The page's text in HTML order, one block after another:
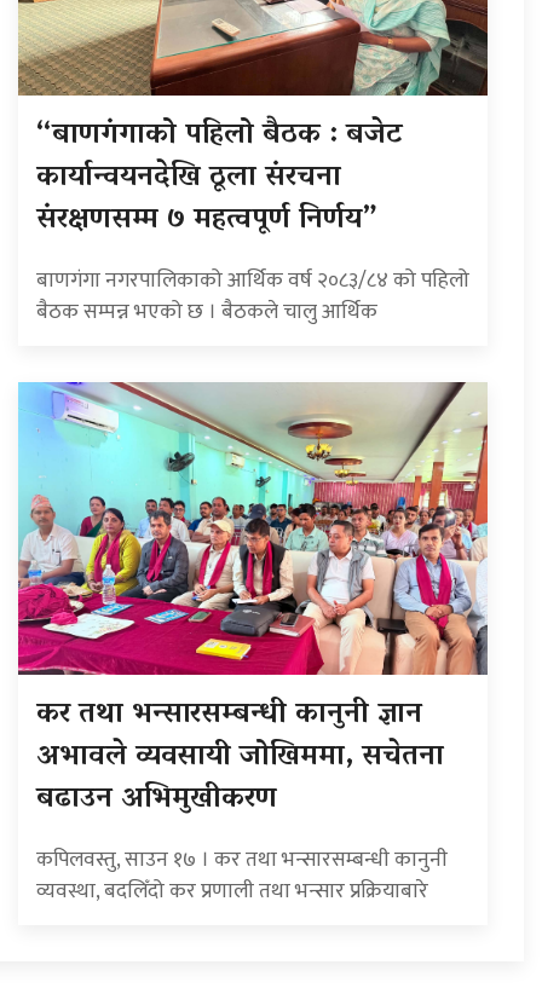
“बाणगंगाको पहिलो बैठक : बजेट
कार्यान्वयनदेखि ठूला संरचना
संरक्षणसम्म ७ महत्वपूर्ण निर्णय”
बाणगंगा नगरपालिकाको आर्थिक वर्ष २०८३/८४ को पहिलो
बैठक सम्पन्न भएको छ । बैठकले चालु आर्थिक
कर तथा भन्सारसम्बन्धी कानुनी ज्ञान
अभावले व्यवसायी जोखिममा, सचेतना
बढाउन अभिमुखीकरण
कपिलवस्तु, साउन १७ । कर तथा भन्सारसम्बन्धी कानुनी
व्यवस्था, बदलिँदो कर प्रणाली तथा भन्सार प्रक्रियाबारे